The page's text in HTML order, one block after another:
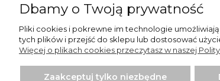
Dbamy o Twoją prywatność
Pliki cookies i pokrewne im technologie
tych plików i przejść do sklepu lub dostosować
Więcej o plikach cookies przeczytasz w naszej
Zaakceptuj tylko niezbędne